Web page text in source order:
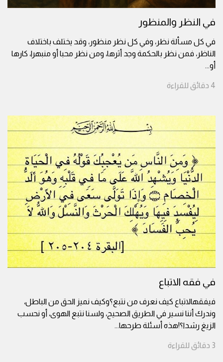
في النظر والمنظور
في كل مسألة نظر، وفي كل نظر منظور، وقد يختلف باختلاف
الناظر، فمن نظر بالحكمة وجد أثرها، ومن نظر محبا أو منبهرا، كارها
أو...
4 دقائق للقراءة
في فقه الاتباع
فيفقهالاتباع كيف نعرف من نتبع؟وكيف نميز الحق من الباطل،
وندرك أننا نسير في الطريق الصحيح، ولسنا نتبع الهوى، أو نحسب
الزيغ رشدا؟!هذه أسئلة طرحها...
3 دقائق للقراءة